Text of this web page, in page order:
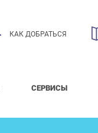
КАК ДОБРАТЬСЯ
СЕРВИСЫ